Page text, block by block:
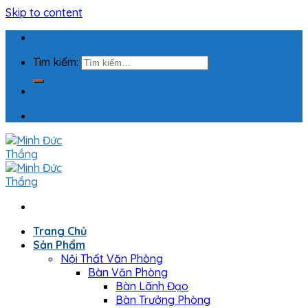
Skip to content
Tìm kiếm:
Trang Chủ
Sản Phẩm
Nội Thất Văn Phòng
Bàn Văn Phòng
Bàn Lãnh Đạo
Bàn Trưởng Phòng